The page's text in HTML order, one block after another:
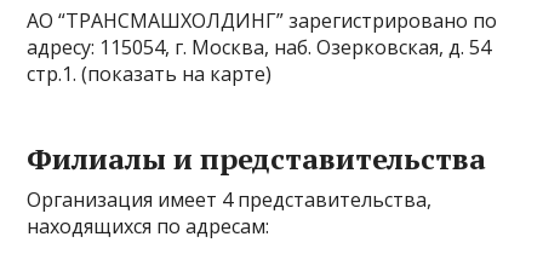
АО “ТРАНСМАШХОЛДИНГ” зарегистрировано по
адресу: 115054, г. Москва, наб. Озерковская, д. 54
стр.1. (показать на карте)
Филиалы и представительства
Организация имеет 4 представительства,
находящихся по адресам: